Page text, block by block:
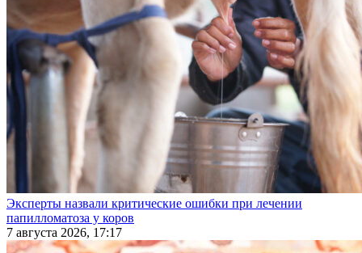
Эксперты назвали критические ошибки при лечении
папилломатоза у коров
7 августа 2026, 17:17